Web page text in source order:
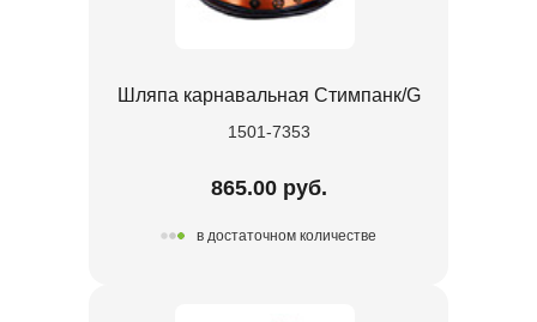
Шляпа карнавальная Стимпанк/G
1501-7353
865.00 руб.
в достаточном количестве